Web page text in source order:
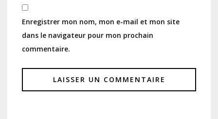
Enregistrer mon nom, mon e-mail et mon site
dans le navigateur pour mon prochain
commentaire.